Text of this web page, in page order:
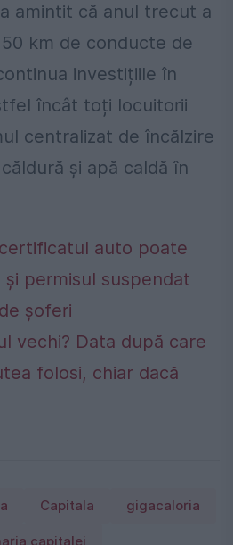
a amintit că anul trecut a
km de conducte de
investițiile în
încât toți locuitorii
centralizat de încălzire
și apă caldă în
auto poate
și permisul suspendat
șoferi
vechi? Data după care
folosi, chiar dacă
Capitala gigacaloria
capitalei